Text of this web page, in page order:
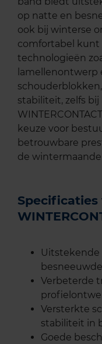
op natte en
ook bij winterse
comfortabel kunt
technologieën
lamellenontwerp
stabiliteit, zelfs
keuze voor
betrouwbare
de
Uitstekende
Verbeterde
Versterkte
stabiliteit in
Goede